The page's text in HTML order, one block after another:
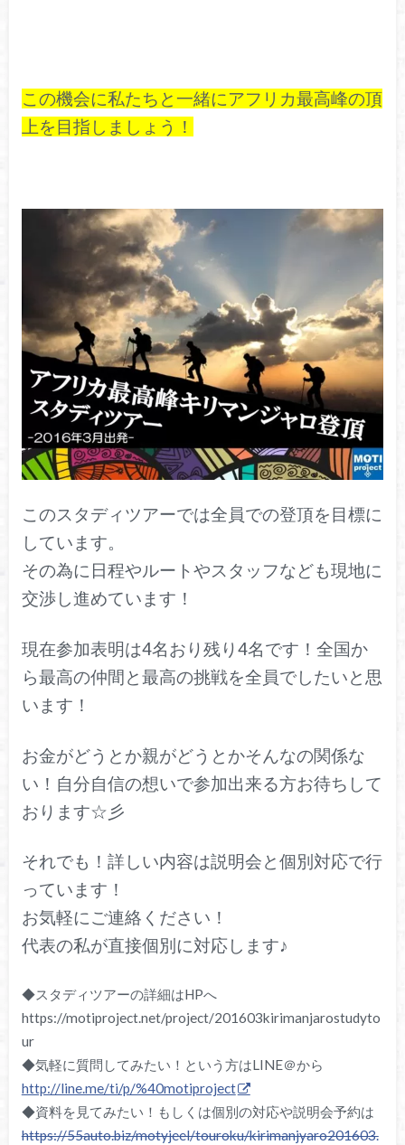
この機会に私たちと一緒にアフリカ最高峰の頂
上を目指しましょう！
このスタディツアーでは全員での登頂を目標に
しています。
その為に日程やルートやスタッフなども現地に
交渉し進めています！
現在参加表明は4名おり残り4名です！全国か
ら最高の仲間と最高の挑戦を全員でしたいと思
います！
お金がどうとか親がどうとかそんなの関係な
い！自分自信の想いで参加出来る方お待ちして
おります☆彡
それでも！詳しい内容は説明会と個別対応で行
っています！
お気軽にご連絡ください！
代表の私が直接個別に対応します♪
◆スタディツアーの詳細はHPへ
https://motiproject.net/project/201603kirimanjarostudyto
ur
◆気軽に質問してみたい！という方はLINE＠から
http://line.me/ti/p/%40motiproject
◆資料を見てみたい！もしくは個別の対応や説明会予約は
https://55auto.biz/motyjeel/touroku/kirimanjyaro201603.